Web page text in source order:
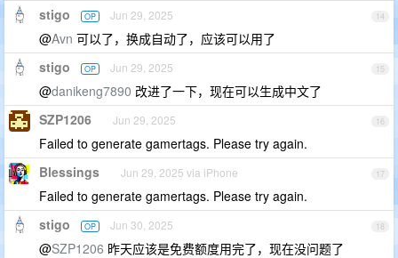
14
stigo OP Jun 29, 2025
@Avn 可以了，换成自动了，应该可以用了
15
stigo OP Jun 29, 2025
@danikeng7890 改进了一下，现在可以生成中文了
16
SZP1206 Jun 29, 2025
Failed to generate gamertags. Please try again.
17
Blessings Jun 29, 2025 via iPhone
Failed to generate gamertags. Please try again.
18
stigo OP Jun 30, 2025
@SZP1206 昨天应该是免费额度用完了，现在没问题了